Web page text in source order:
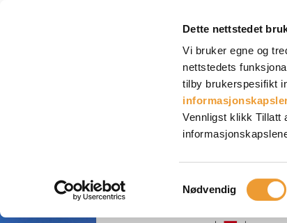
Dette nettstedet
Vi bruker egne og
nettstedets
tilby brukerspesifikt
Vennligst klikk Tillatt
Nødvendig